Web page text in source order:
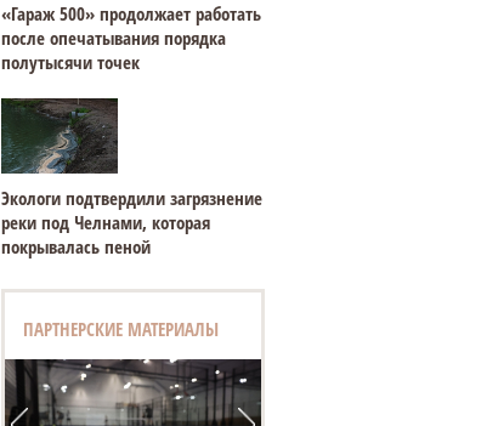
«Гараж 500» продолжает работать
после опечатывания порядка
полутысячи точек
Экологи подтвердили загрязнение
реки под Челнами, которая
покрывалась пеной
ПАРТНЕРСКИЕ МАТЕРИАЛЫ